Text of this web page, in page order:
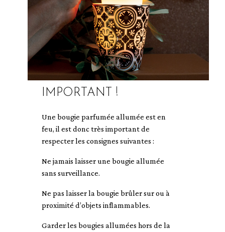
IMPORTANT !
Une bougie parfumée allumée est en
feu, il est donc très important de
respecter les consignes suivantes :
Ne jamais laisser une bougie allumée
sans surveillance.
Ne pas laisser la bougie brûler sur ou à
proximité d’objets inflammables.
Garder les bougies allumées hors de la